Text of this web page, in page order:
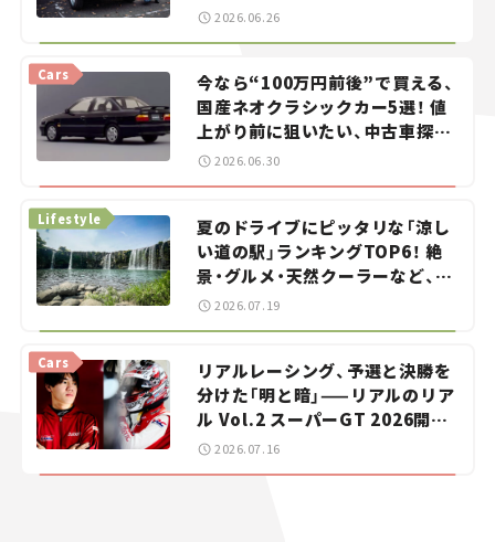
2026.06.26
今なら“100万円前後”で買える、
国産ネオクラシックカー5選！ 値
上がり前に狙いたい、中古車探し
をお手伝い――ちょっとイケてるマ
イカー選び #02
Cars
2026.06.30
夏のドライブにピッタリな「涼し
い道の駅」ランキングTOP6！ 絶
景・グルメ・天然クーラーなど、避
暑におすすめのスポットを紹介
Lifestyle
2026.07.19
リアルレーシング、予選と決勝を
分けた「明と暗」——リアルのリア
ル Vol.2 スーパーGT 2026開幕
戦 岡山国際サーキット
Cars
2026.07.16